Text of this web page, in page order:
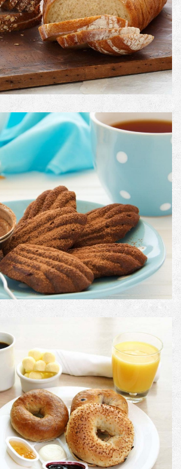
Image with Lightbox
PRODUCT NO. 2
Image with Lightbox
PRODUCT TITLE
Image with Lightbox